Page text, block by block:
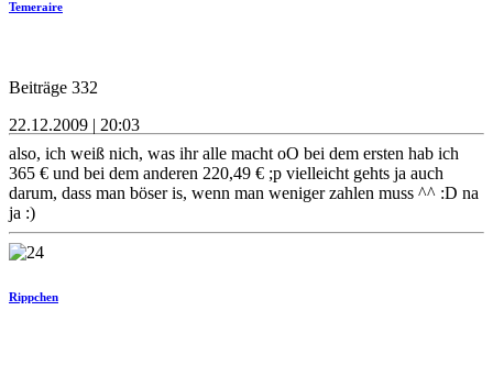
Temeraire
Beiträge 332
22.12.2009 | 20:03
also, ich weiß nich, was ihr alle macht oO bei dem ersten hab ich
365 € und bei dem anderen 220,49 € ;p vielleicht gehts ja auch
darum, dass man böser is, wenn man weniger zahlen muss ^^ :D na
ja :)
Rippchen